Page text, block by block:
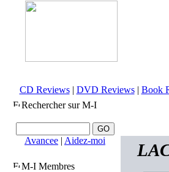
CD Reviews| DVD Reviews| Book
Rechercher sur M-I
Avancee | Aidez-moi
M-I Membres